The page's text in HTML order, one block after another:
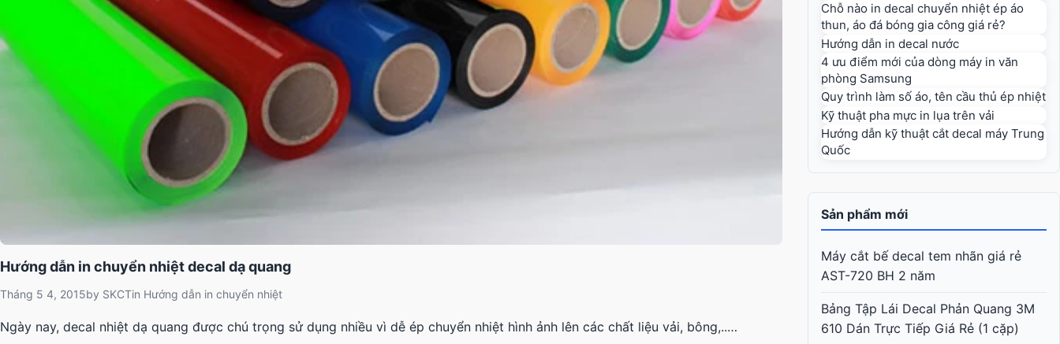
Hướng dẫn in chuyển nhiệt decal dạ quang
Tháng 5 4, 2015by SKCTin Hướng dẫn in chuyển nhiệt
Ngày nay, decal nhiệt dạ quang được chú trọng sử dụng nhiều vì dễ ép chuyển nhiệt hình ảnh lên các chất liệu vải, bông,..…
Chỗ nào in decal chuyển nhiệt ép áo
thun, áo đá bóng gia công giá rẻ?
Hướng dẫn in decal nước
4 ưu điểm mới của dòng máy in văn
phòng Samsung
Quy trình làm số áo, tên cầu thủ ép nhiệt
Kỹ thuật pha mực in lụa trên vải
Hướng dẫn kỹ thuật cắt decal máy Trung
Quốc
Sản phẩm mới
Máy cắt bế decal tem nhãn giá rẻ
AST-720 BH 2 năm
Bảng Tập Lái Decal Phản Quang 3M
610 Dán Trực Tiếp Giá Rẻ (1 cặp)